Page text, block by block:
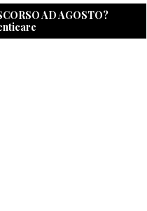
AD AGOSTO?